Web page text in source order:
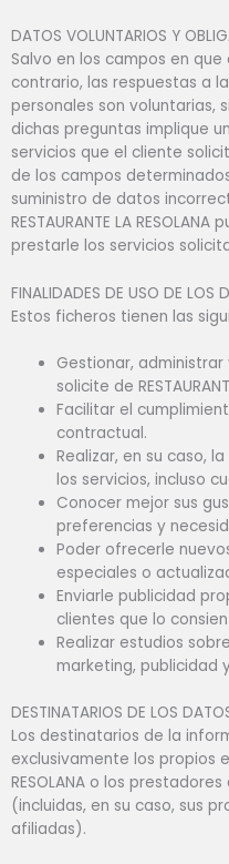
DATOS VOLUNTARIOS Y
Salvo en los campos en
contrario, las respuestas a
personales son voluntarias,
dichas preguntas implique
servicios que el cliente
de los campos
suministro de datos
RESTAURANTE LA
prestarle los servicios
FINALIDADES DE USO DE LOS
Estos ficheros tienen las
Gestionar,
solicite de
Facilitar el
contractual.
Realizar, en su caso,
los servicios, incluso
Conocer mejor sus
preferencias y
Poder ofrecerle
especiales o
Enviarle publicidad
clientes que lo
Realizar estudios
marketing, publicidad
DESTINATARIOS DE LOS
Los destinatarios de la
exclusivamente los propios
RESOLANA o los
(incluidas, en su caso, sus
afiliadas).